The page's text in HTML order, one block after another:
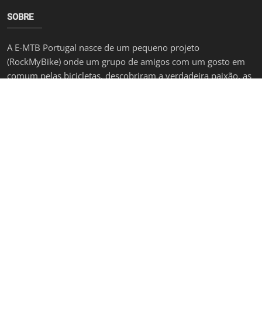
SOBRE
A E-MTB Portugal nasce de um pequeno projeto
(RockMyBike) onde um grupo de amigos com um gosto em
comum pelas bicicletas, descobriram a verdadeira paixão, as